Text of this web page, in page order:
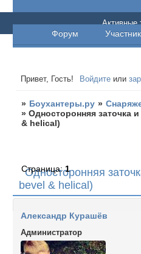
Форум
Активные
Привет, Гость! Войдите или
» Боухантеры.ру »
»Односторонняя заточка
& helical)
Односторонняя
bevel & helical)
Страница:1
Александр Курашёв
Администратор